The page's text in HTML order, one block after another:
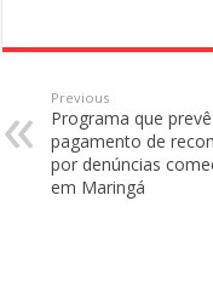
Previous
Programa que prevê
pagamento de
por denúncias
em Maringá